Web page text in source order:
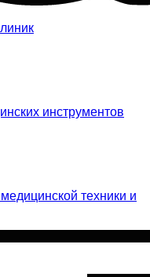
инструментов
техники и